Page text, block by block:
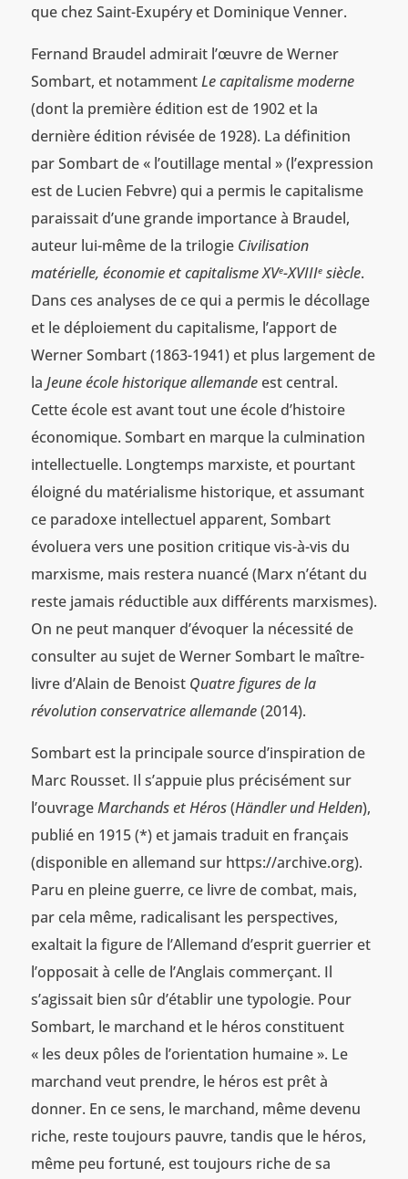
que chez Saint-Exupéry et Dominique Venner.
Fernand Braudel admirait l’œuvre de Werner
Sombart, et notammentLe capitalisme moderne
(dont la première édition est de 1902 et la
dernière édition révisée de 1928). La définition
par Sombart de « l’outillage mental » (l’expression
est de Lucien Febvre) qui a permis le capitalisme
paraissait d’une grande importance à Braudel,
auteur lui-même de la trilogie Civilisation
matérielle, économie et capitalisme XVe-XVIIIesiècle.
Dans ces analyses de ce qui a permis le décollage
et le déploiement du capitalisme, l’apport de
Werner Sombart (1863-1941) et plus largement de
la Jeune école historique allemandeest central.
Cette école est avant tout une école d’histoire
économique. Sombart en marque la culmination
intellectuelle. Longtemps marxiste, et pourtant
éloigné du matérialisme historique, et assumant
ce paradoxe intellectuel apparent, Sombart
évoluera vers une position critique vis-à-vis du
marxisme, mais restera nuancé (Marx n’étant du
reste jamais réductible aux différents marxismes).
On ne peut manquer d’évoquer la nécessité de
consulter au sujet de Werner Sombart le maître-
livre d’Alain de Benoist Quatre figures de la
révolution conservatrice allemande(2014).
Sombart est la principale source d’inspiration de
Marc Rousset. Il s’appuie plus précisément sur
l’ouvrageMarchands et Héros(Händler und Helden),
publié en 1915 (*) et jamais traduit en français
(disponible en allemand sur https://archive.org).
Paru en pleine guerre, ce livre de combat, mais,
par cela même, radicalisant les perspectives,
exaltait la figure de l’Allemand d’esprit guerrier et
l’opposait à celle de l’Anglais commerçant. Il
s’agissait bien sûr d’établir une typologie. Pour
Sombart, le marchand et le héros constituent
« les deux pôles de l’orientation humaine ». Le
marchand veut prendre, le héros est prêt à
donner. En ce sens, le marchand, même devenu
riche, reste toujours pauvre, tandis que le héros,
même peu fortuné, est toujours riche de sa